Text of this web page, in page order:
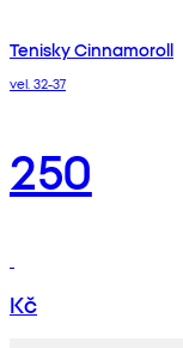
Tenisky Cinnamoroll
vel. 32-37
250
Kč